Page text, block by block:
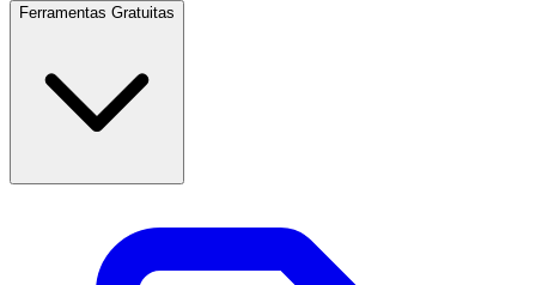
Ferramentas Gratuitas